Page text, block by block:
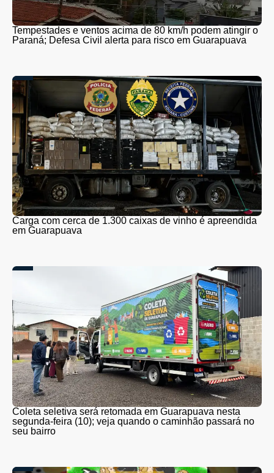
Tempestades e ventos acima de 80 km/h podem atingir o
Paraná; Defesa Civil alerta para risco em Guarapuava
Carga com cerca de 1.300 caixas de vinho é apreendida
em Guarapuava
Coleta seletiva será retomada em Guarapuava nesta
segunda-feira (10); veja quando o caminhão passará no
seu bairro